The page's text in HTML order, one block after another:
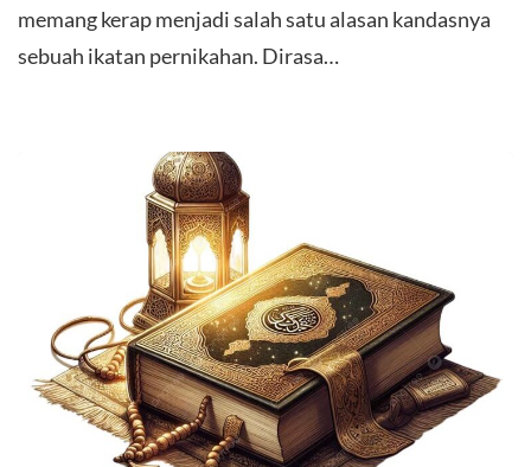
memang kerap menjadi salah satu alasan kandasnya
sebuah ikatan pernikahan. Dirasa…